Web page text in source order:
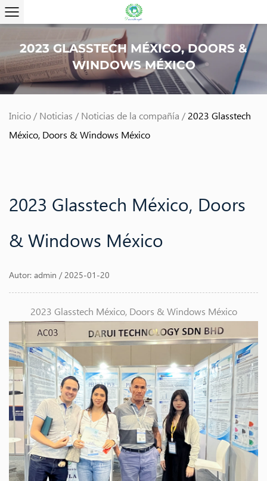
2023 GLASSTECH MÉXICO, DOORS &
WINDOWS MÉXICO
Inicio / Noticias / Noticias de la compañía / 2023 Glasstech
México, Doors & Windows México
2023 Glasstech México, Doors
& Windows México
Autor: admin / 2025-01-20
2023 Glasstech México, Doors & Windows México